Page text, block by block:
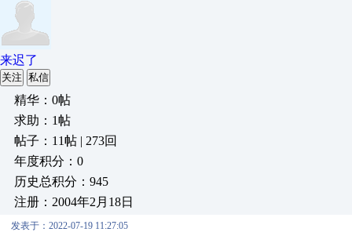
来迟了
关注 私信
精华：0帖
求助：1帖
帖子：11帖 | 273回
年度积分：0
历史总积分：945
注册：2004年2月18日
发表于：2022-07-19 11:27:05